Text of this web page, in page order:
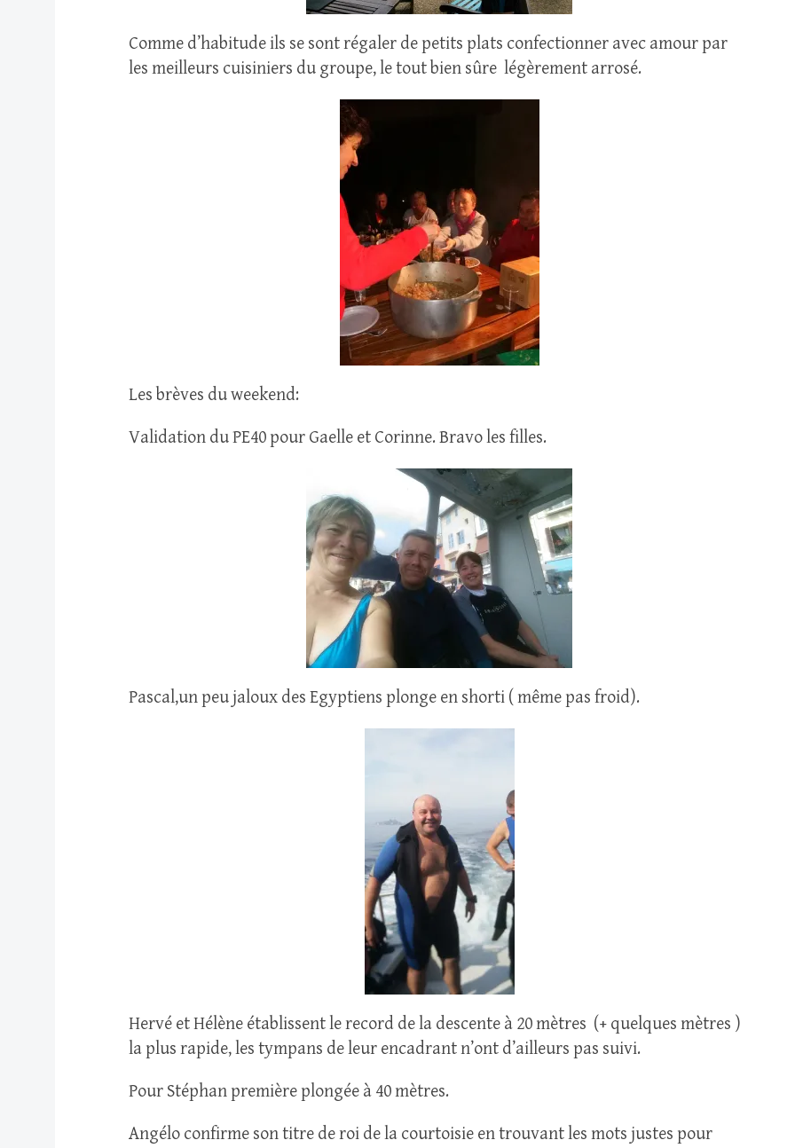
Comme d’habitude ils se sont régaler de petits plats confectionner avec amour par
les meilleurs cuisiniers du groupe, le tout bien sûre légèrement arrosé.
Les brèves du weekend:
Validation du PE40 pour Gaelle et Corinne. Bravo les filles.
Pascal,un peu jaloux des Egyptiens plonge en shorti ( même pas froid).
Hervé et Hélène établissent le record de la descente à 20 mètres (+ quelques mètres )
la plus rapide, les tympans de leur encadrant n’ont d’ailleurs pas suivi.
Pour Stéphan première plongée à 40 mètres.
Angélo confirme son titre de roi de la courtoisie en trouvant les mots justes pour